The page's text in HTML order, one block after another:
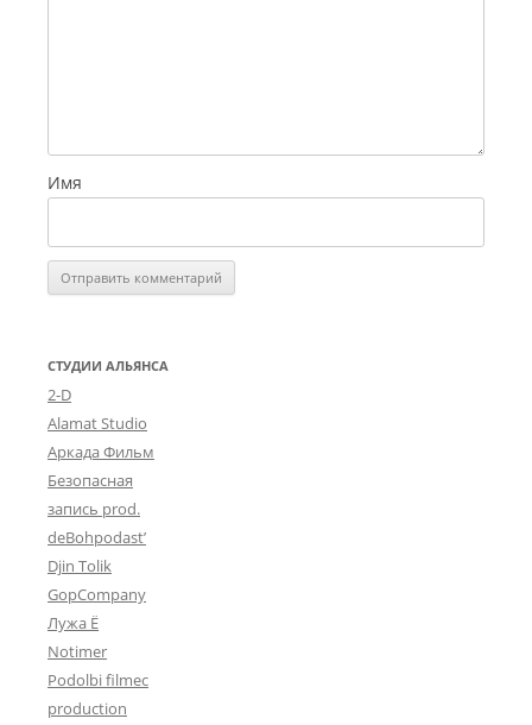
Имя
СТУДИИ АЛЬЯНСА
2-D
Alamat Studio
Аркада Фильм
Безопасная
запись prod.
deBohpodast’
Djin Tolik
GopCompany
Лужа Ё
Notimer
Podolbi filmec
production